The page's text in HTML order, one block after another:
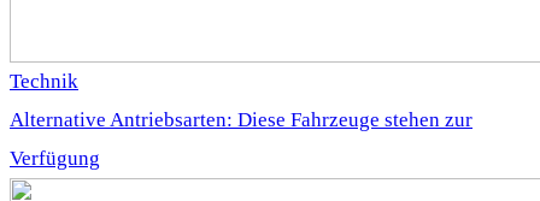
Technik
Alternative Antriebsarten: Diese Fahrzeuge stehen zur
Verfügung